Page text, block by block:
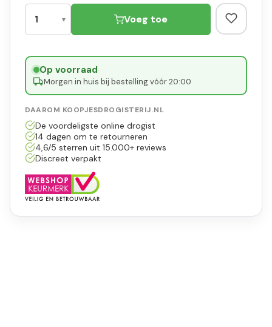
Voeg toe
Op voorraad·
Morgen in huis bij bestelling vóór 20:00
DAAROM KOOPJESDROGISTERIJ.NL
De voordeligste online drogist
14 dagen om te retourneren
4,6/5 sterren uit 15.000+ reviews
Discreet verpakt